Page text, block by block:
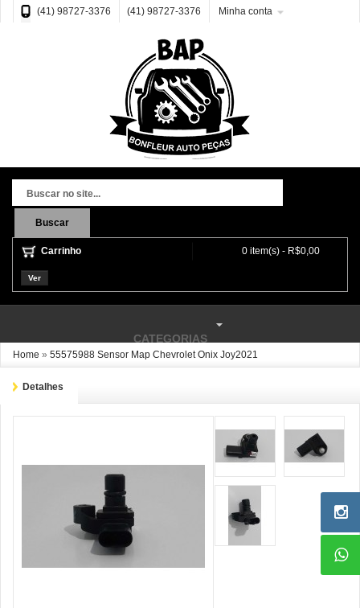
(41) 98727-3376 (41) 98727-3376 Minha conta
Buscar
Carrinho 0 item(s) - R$0,00
Ver
CATEGORIAS
Home » 55575988 Sensor Map Chevrolet Onix Joy2021
Detalhes